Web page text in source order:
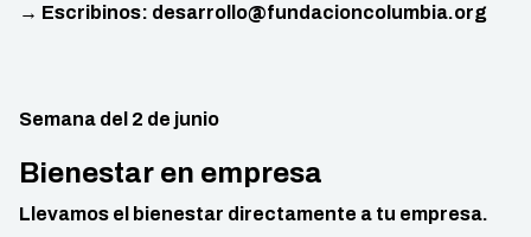
→ Escribinos: desarrollo@fundacioncolumbia.org
Semana del 2 de junio
Bienestar en empresa
Llevamos el bienestar directamente a tu empresa.